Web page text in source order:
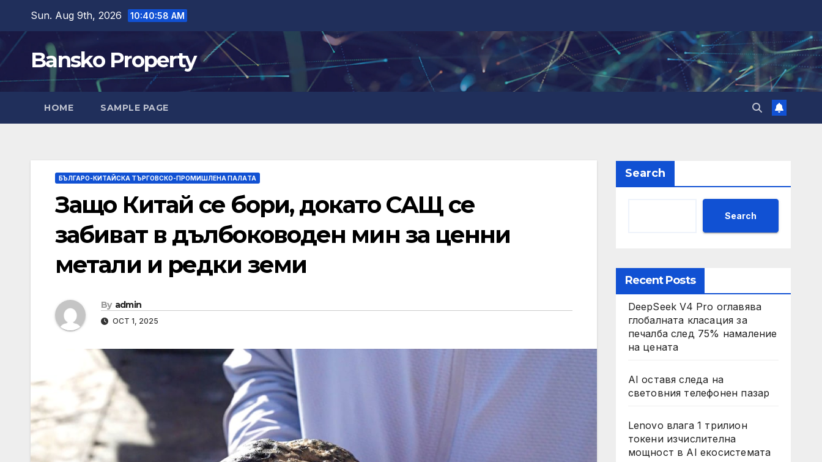
content
Sun. Aug 9th, 2026 10:41:00 AM
Bansko Property
HOME SAMPLE PAGE
БЪЛГАРО-КИТАЙСКА ТЪРГОВСКО-ПРОМИШЛЕНА ПАЛAТА
Защо Китай се бори, докато САЩ се
забиват в дълбоководен мин за ценни
метали и редки земи
By admin
OCT 1, 2025
Search
Search
Recent Posts
DeepSeek V4 Pro оглавява
глобалната класация за
печалба след 75% намаление
на цената
AI оставя следа на
световния телефонен пазар
Lenovo влага 1 трилион
токени изчислителна
мощност в AI екосистемата